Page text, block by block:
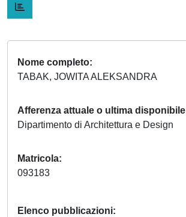
Nome completo
TABAK, JOWITA ALEKSANDRA
Afferenza attuale o ultima disponibile
Dipartimento di Architettura e Design
Matricola
093183
Elenco pubblicazioni